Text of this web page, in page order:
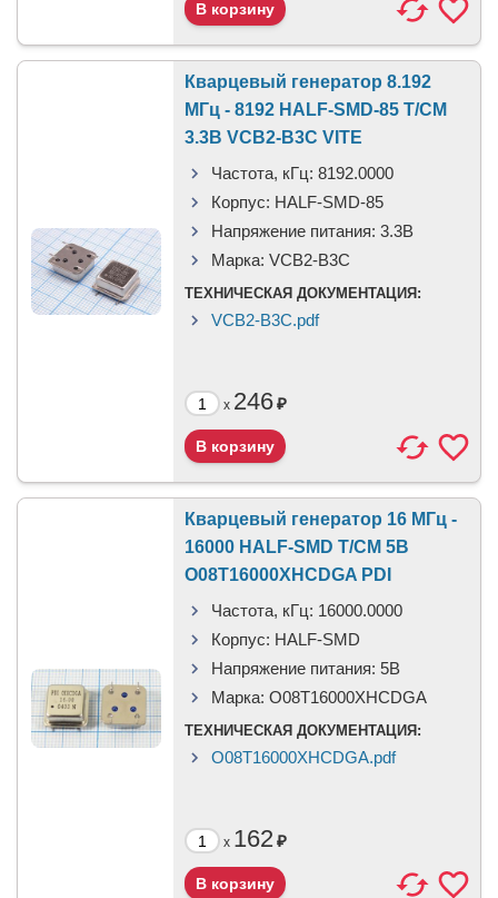
Кварцевый генератор 8.192
МГц - 8192 HALF-SMD-85 T/CM
3.3В VCB2-B3C VITE
Частота, кГц: 8192.0000
Корпус: HALF-SMD-85
Напряжение питания: 3.3В
Марка: VCB2-B3C
ТЕХНИЧЕСКАЯ ДОКУМЕНТАЦИЯ:
VCB2-B3C.pdf
x 246₽
Кварцевый генератор 16 МГц -
16000 HALF-SMD T/CM 5В
O08T16000XHCDGA PDI
Частота, кГц: 16000.0000
Корпус: HALF-SMD
Напряжение питания: 5В
Марка: O08T16000XHCDGA
ТЕХНИЧЕСКАЯ ДОКУМЕНТАЦИЯ:
O08T16000XHCDGA.pdf
x 162₽